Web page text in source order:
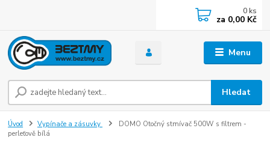
Menu
Hledat
0 ks
za 0,00 Kč
Úvod Vypínače a zásuvky
DOMO Otočný stmívač 500W s filtrem -
perleťově bílá